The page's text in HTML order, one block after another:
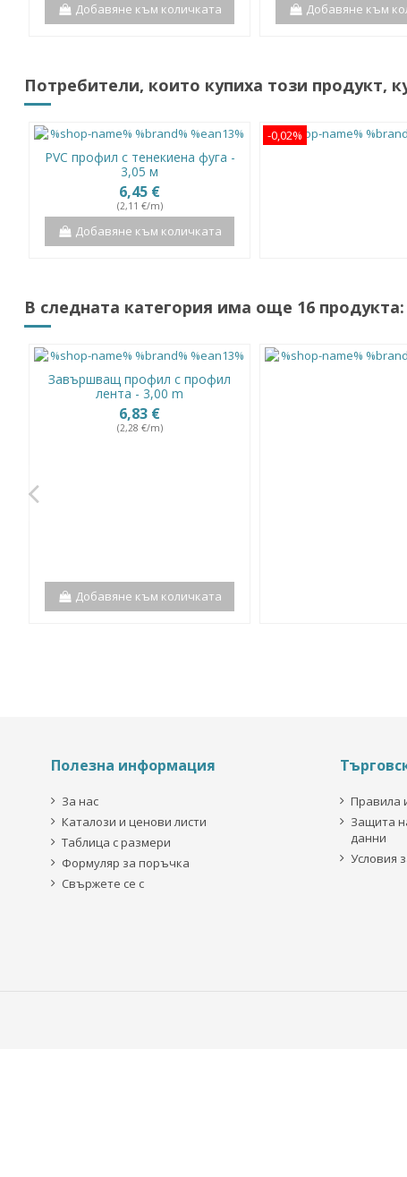
Добавяне към количката Добавяне към
Потребители, които купиха този продукт,
PVC профил с тенекиена фуга -
3,05 м
6,45 €
(2,11 €/m)
Добавяне към количката
-0,02%
В следната категория има още 16 продукта:
Завършващ профил с профил
лента - 3,00 m
6,83 €
(2,28 €/m)
Добавяне към количката
Полезна информация
За нас
Каталози и ценови листи
Таблица с размери
Формуляр за поръчка
Свържете се с
Правила
Защита
данни
Условия